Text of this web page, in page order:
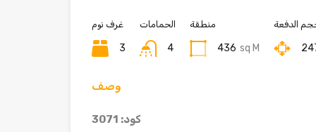
غرف نوم
3
الحمامات
4
منطقة
436 sq M
الدفعة
وصف
كود: 3071